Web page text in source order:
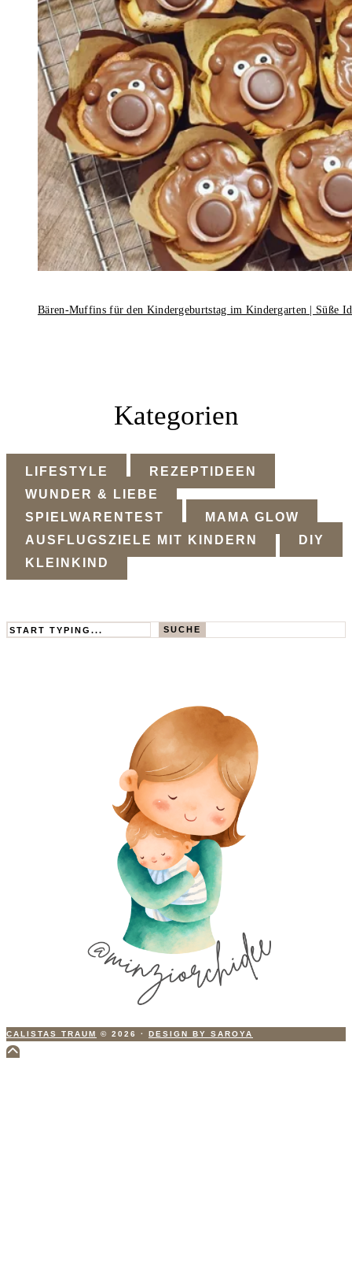
Bären-Muffins für den Kindergeburtstag im Kindergarten | Süße
Kategorien
LIFESTYLE
REZEPTIDEEN
WUNDER & LIEBE
SPIELWARENTEST
MAMA GLOW
AUSFLUGSZIELE MIT KINDERN
DIY
KLEINKIND
Search SUCHE
CALISTAS TRAUM © 2026 · DESIGN BY SAROYA
Scroll